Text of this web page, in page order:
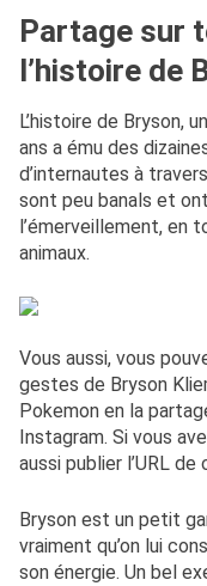
Partage sur
l’histoire de
L’histoire de Bryson,
ans a ému des
d’internautes à
sont peu banals et
l’émerveillement, en
animaux.
Vous aussi, vous
gestes de Bryson
Pokemon en la
Instagram. Si vous
aussi publier l’URL
Bryson est un petit
vraiment qu’on lui
son énergie. Un bel